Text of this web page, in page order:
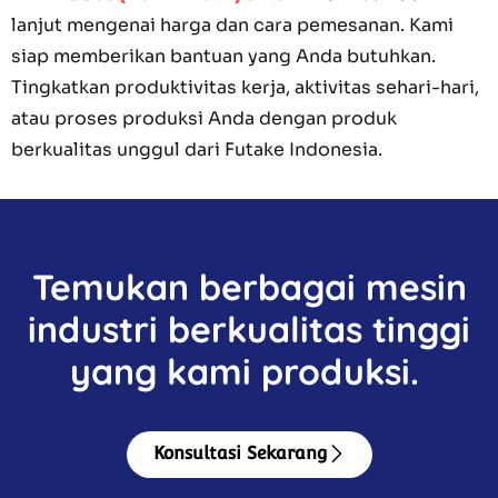
lanjut mengenai harga dan cara pemesanan. Kami
siap memberikan bantuan yang Anda butuhkan.
Tingkatkan produktivitas kerja, aktivitas sehari-hari,
atau proses produksi Anda dengan produk
berkualitas unggul dari Futake Indonesia.
Temukan berbagai mesin
industri berkualitas tinggi
yang kami produksi.
Konsultasi Sekarang